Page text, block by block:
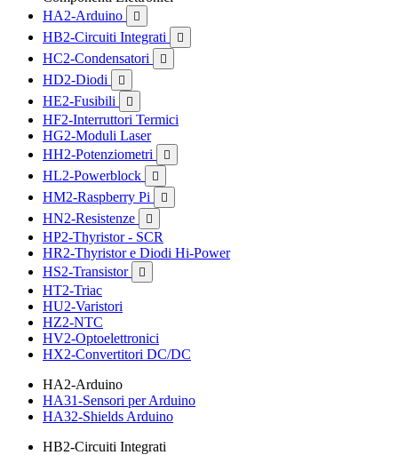
HA2-Arduino

HB2-Circuiti Integrati 
HC2-Condensatori 
HD2-Diodi 
HE2-Fusibili 
HF2-Interruttori Termici
HG2-Moduli Laser
HH2-Potenziometri

HL2-Powerblock 
HM2-Raspberry Pi 
HN2-Resistenze 
HP2-Thyristor - SCR
HR2-Thyristor e Diodi Hi-Power
HS2-Transistor

HT2-Triac
HU2-Varistori
HZ2-NTC
HV2-Optoelettronici
HX2-Convertitori DC/DC
HA2-Arduino
HA31-Sensori per Arduino
HA32-Shields Arduino
HB2-Circuiti Integrati